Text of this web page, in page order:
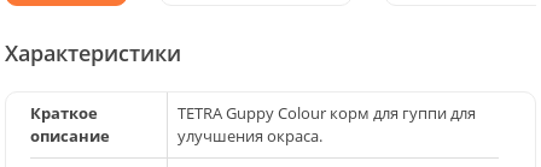
Характеристики
Краткое
описание
TETRA Guppy Colour корм для гуппи для
улучшения окраса.